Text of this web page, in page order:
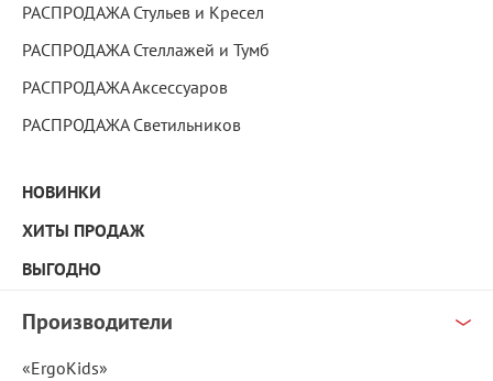
РАСПРОДАЖА Стульев и Кресел
РАСПРОДАЖА Стеллажей и Тумб
РАСПРОДАЖА Аксессуаров
РАСПРОДАЖА Светильников
НОВИНКИ
ХИТЫ ПРОДАЖ
ВЫГОДНО
Производители
«ErgoKids»